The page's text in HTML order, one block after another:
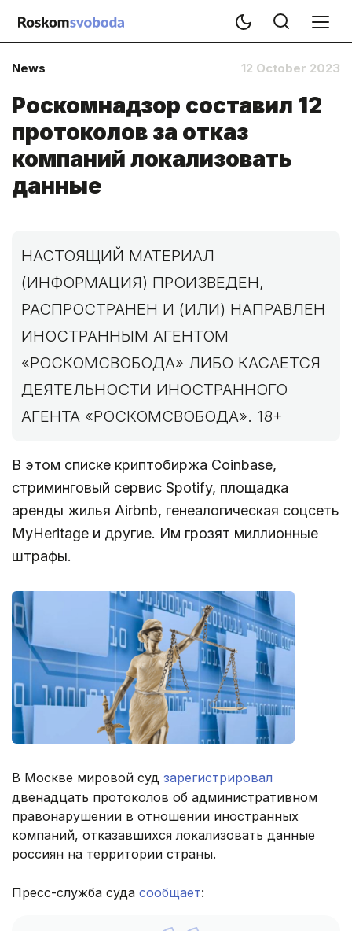
News 12 October 2023
Роскомнадзор составил 12
протоколов за отказ
компаний локализовать
данные
НАСТОЯЩИЙ МАТЕРИАЛ
(ИНФОРМАЦИЯ) ПРОИЗВЕДЕН,
РАСПРОСТРАНЕН И (ИЛИ) НАПРАВЛЕН
ИНОСТРАННЫМ АГЕНТОМ
«РОСКОМСВОБОДА» ЛИБО КАСАЕТСЯ
ДЕЯТЕЛЬНОСТИ ИНОСТРАННОГО
АГЕНТА «РОСКОМСВОБОДА». 18+
В этом списке криптобиржа Coinbase,
стриминговый сервис Spotify, площадка
аренды жилья Airbnb, генеалогическая соцсеть
MyHeritage и другие. Им грозят миллионные
штрафы.
В Москве мировой суд зарегистрировал
двенадцать протоколов об административном
правонарушении в отношении иностранных
компаний, отказавшихся локализовать данные
россиян на территории страны.
Пресс-служба суда сообщает: